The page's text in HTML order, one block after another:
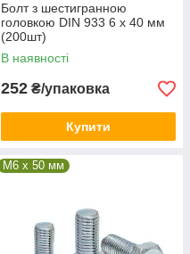
Болт з шестигранною
головкою DIN 933 6 х 40 мм
(200шт)
В наявності
252 ₴/упаковка
Купити
М6 x 50 мм